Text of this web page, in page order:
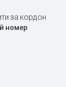
за кордон
номер